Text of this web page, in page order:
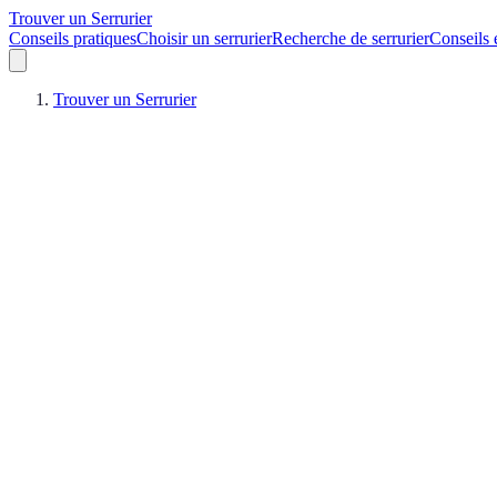
Trouver un Serrurier
Conseils pratiquesChoisir un serrurierRecherche de serrurierConseils
Trouver un Serrurier